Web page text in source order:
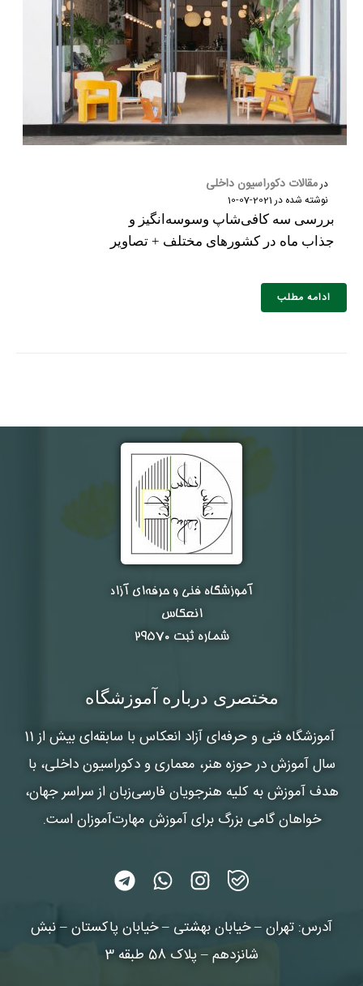
درمقالات دکوراسیون داخلی
نوشته شده در2021-07-10
بررسی سه کافی‌شاپ وسوسه‌انگیز و
جذاب ماه در کشورهای مختلف + تصاویر
ادامه مطلب
آموزشگاه فنی و حرفه‌ای آزاد
انعکاس
شماره ثبت ۲۹۵۷۰
مختصری درباره آموزشگاه
آموزشگاه فنی و حرفه‌ای آزاد انعکاس
با سابقه‌ای بیش از 11
سال آموزش در حوزه هنر، معماری و دکوراسیون داخلی، با
هدف آموزش به کلیه هنرجویان فارسی‌زبان از سراسر جهان،
خواهان گامی بزرگ برای آموزش مهارت‌آموزان است.
آدرس: تهران – خیابان بهشتی – خیابان پاکستان – نبش
شانزدهم – پلاک 58 طبقه 3